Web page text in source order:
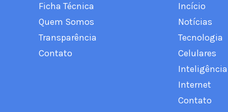
Ficha Técnica
Quem Somos
Transparência
Contato
Incício
Notícias
Tecnologia
Celulares
Internet
Contato